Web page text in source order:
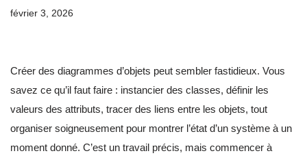
février 3, 2026
Créer des diagrammes d’objets peut sembler fastidieux. Vous
savez ce qu’il faut faire : instancier des classes, définir les
valeurs des attributs, tracer des liens entre les objets, tout
organiser soigneusement pour montrer l’état d’un système à un
moment donné. C’est un travail précis, mais commencer à